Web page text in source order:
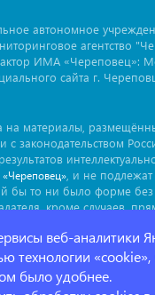
автономное
агентство
ИМА «Череповец»:
сайта г.
на материалы,
с законодательством
, и не
бы то ни было форме
кроме случаев,
может не
сайтаcherinfo™
веб-аналитики
технологии «cookie»,
было удобнее.